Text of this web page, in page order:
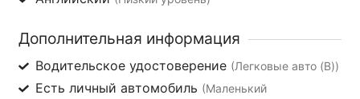
Дополнительная информация
Водительское удостоверение (Легковые авто (B))
Есть личный автомобиль (Маленький